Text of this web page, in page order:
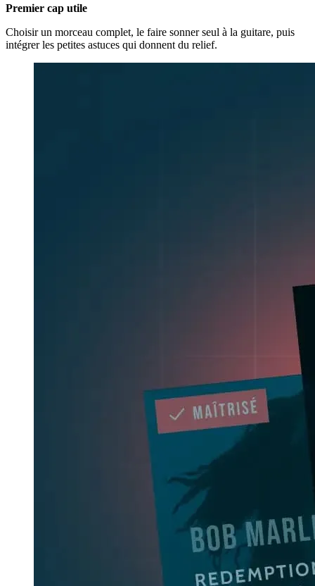
Premier cap utile
Choisir un morceau complet, le faire sonner seul à la guitare, puis
intégrer les petites astuces qui donnent du relief.